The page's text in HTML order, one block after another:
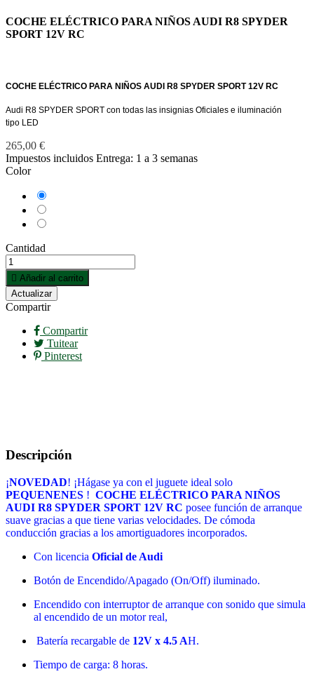
COCHE ELÉCTRICO PARA NIÑOS AUDI R8 SPYDER
SPORT 12V RC
COCHE ELÉCTRICO PARA NIÑOS AUDI R8 SPYDER SPORT 12V RC
Audi R8 SPYDER SPORT con todas las insignias Oficiales e iluminación
tipo LED
265,00 €
Impuestos incluidos Entrega: 1 a 3 semanas
Color
Cantidad
 Añadir al carrito
Compartir
Compartir
Tuitear
Pinterest
Descripción
¡NOVEDAD! ¡Hágase ya con el juguete ideal solo
PEQUENENES ! COCHE ELÉCTRICO PARA NIÑOS
AUDI R8 SPYDER SPORT 12V RC posee función de arranque
suave gracias a que tiene varias velocidades. De cómoda
conducción gracias a los amortiguadores incorporados.
Con licencia Oficial de Audi
Botón de Encendido/Apagado (On/Off) iluminado.
Encendido con interruptor de arranque con sonido que simula
al encendido de un motor real,
Batería recargable de 12V x 4.5 AH.
Tiempo de carga: 8 horas.